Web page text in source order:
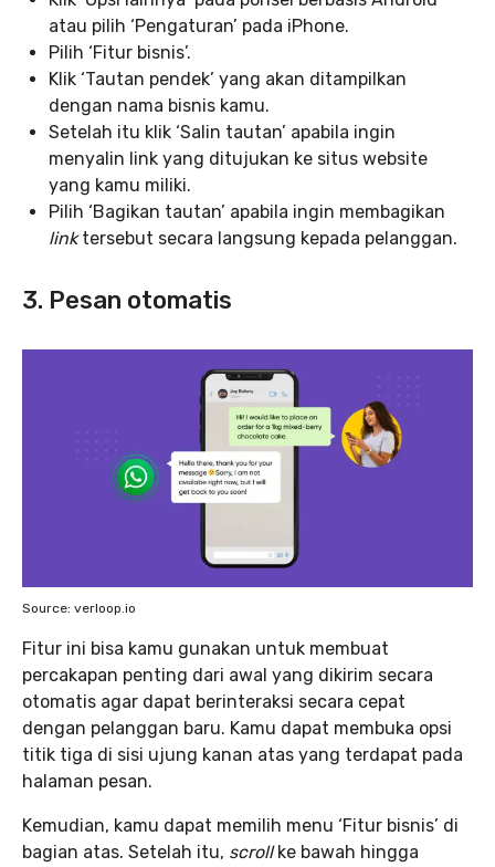
atau pilih ‘Pengaturan’ pada iPhone.
Pilih ‘Fitur bisnis’.
Klik ‘Tautan pendek’ yang akan ditampilkan
dengan nama bisnis kamu.
Setelah itu klik ‘Salin tautan’ apabila ingin
menyalin link yang ditujukan ke situs website
yang kamu miliki.
Pilih ‘Bagikan tautan’ apabila ingin membagikan
linktersebut secara langsung kepada pelanggan.
3. Pesan otomatis
Source: verloop.io
Fitur ini bisa kamu gunakan untuk membuat
percakapan penting dari awal yang dikirim secara
otomatis agar dapat berinteraksi secara cepat
dengan pelanggan baru. Kamu dapat membuka opsi
titik tiga di sisi ujung kanan atas yang terdapat pada
halaman pesan.
Kemudian, kamu dapat memilih menu ‘Fitur bisnis’ di
bagian atas. Setelah itu, scrollke bawah hingga